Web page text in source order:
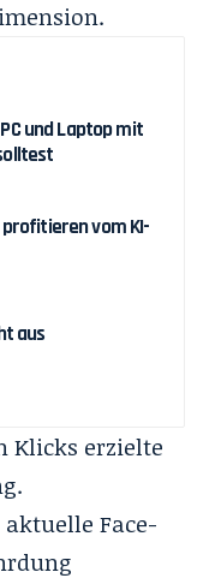
und Laptop mit
vom KI-
aus
Klicks erzielte
aktuelle Face-